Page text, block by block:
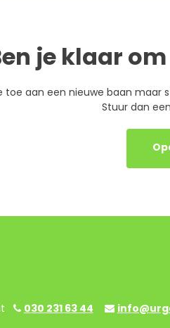
je klaar
toe aan een nieuwe baan maar
Stuur dan
030 231 63 44